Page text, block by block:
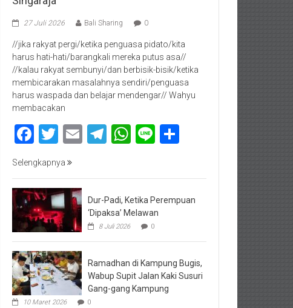
27 Juli 2026 Bali Sharing 0
//jika rakyat pergi/ketika penguasa pidato/kita
harus hati-hati/barangkali mereka putus asa//
//kalau rakyat sembunyi/dan berbisik-bisik/ketika
membicarakan masalahnya sendiri/penguasa
harus waspada dan belajar mendengar// Wahyu
membacakan
Facebook
Twitter
EmailTelegram
WhatsApp
Line
Selengkapnya
Dur-Padi, Ketika Perempuan
‘Dipaksa’ Melawan
8 Juli 2026 0
Ramadhan di Kampung Bugis,
Wabup Supit Jalan Kaki Susuri
Gang-gang Kampung
10 Maret 2026 0